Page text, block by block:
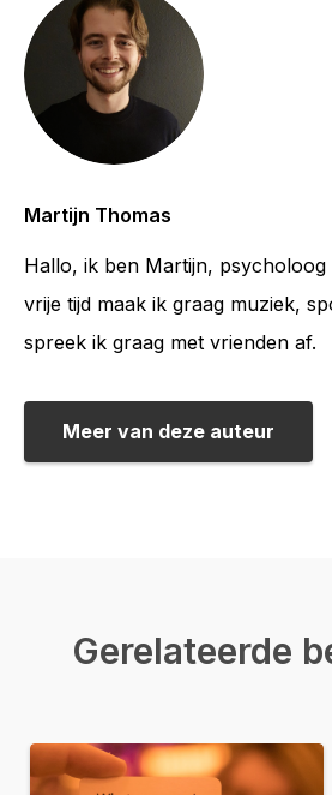
Martijn Thomas
Hallo, ik ben Martijn, psycholoog
vrije tijd maak ik graag muziek,
spreek ik graag met vrienden af.
Meer van deze auteur
Gerelateerde